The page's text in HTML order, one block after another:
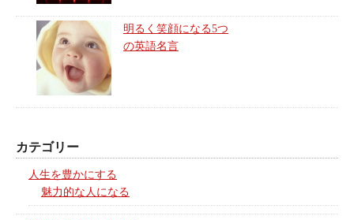
明るく笑顔になる5つ
の英語名言
カテゴリー
人生を豊かにする
魅力的な人になる